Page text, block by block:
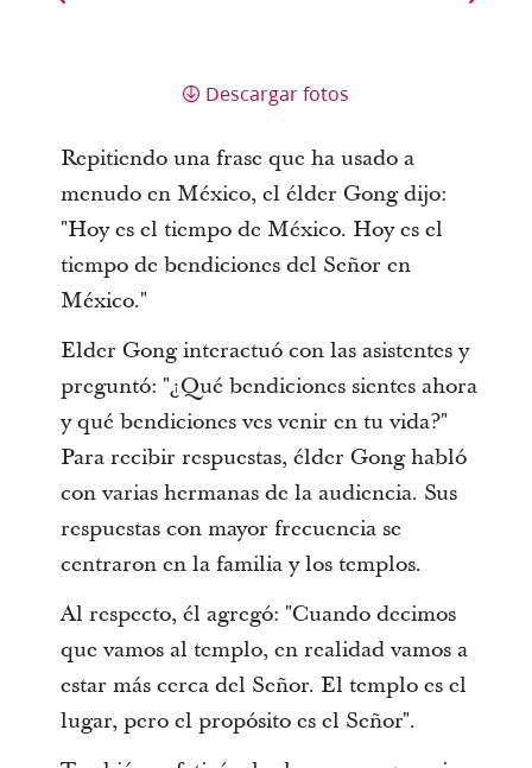
Descargar fotos
Repitiendo una frase que ha usado a
menudo en México, el élder Gong dijo:
"Hoy es el tiempo de México. Hoy es el
tiempo de bendiciones del Señor en
México."
Elder Gong interactuó con las asistentes y
preguntó: "¿Qué bendiciones sientes ahora
y qué bendiciones ves venir en tu vida?"
Para recibir respuestas, élder Gong habló
con varias hermanas de la audiencia. Sus
respuestas con mayor frecuencia se
centraron en la familia y los templos.
Al respecto, él agregó: "Cuando decimos
que vamos al templo, en realidad vamos a
estar más cerca del Señor. El templo es el
lugar, pero el propósito es el Señor".